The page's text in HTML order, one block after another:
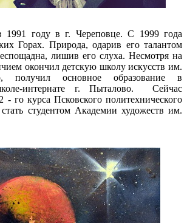
1991 году в г. Череповце. С 1999 года
Горах. Природа, одарив его талантом
лишив его слуха. Несмотря на
окончил детскую школу искусств им.
основное образование в
интернате г. Пыталово. Сейчас
го курса Псковского политехнического
студентом Академии художеств им.